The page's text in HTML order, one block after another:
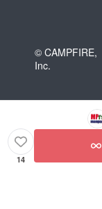
© CAMPFIRE,
Inc.
14